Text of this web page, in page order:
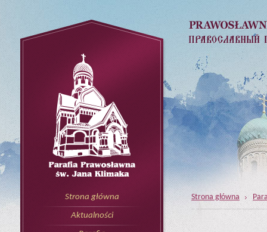
Strona główna
Aktualności
Strona główna